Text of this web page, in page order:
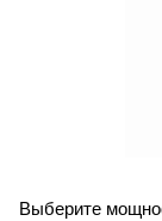
Выберите